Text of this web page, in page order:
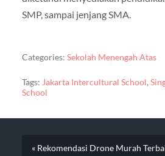
SMP, sampai jenjang SMA.
Categories: Sekolah Menengah Atas
Tags: Jakarta Intercultural School,
School
« Rekomendasi Drone Murah